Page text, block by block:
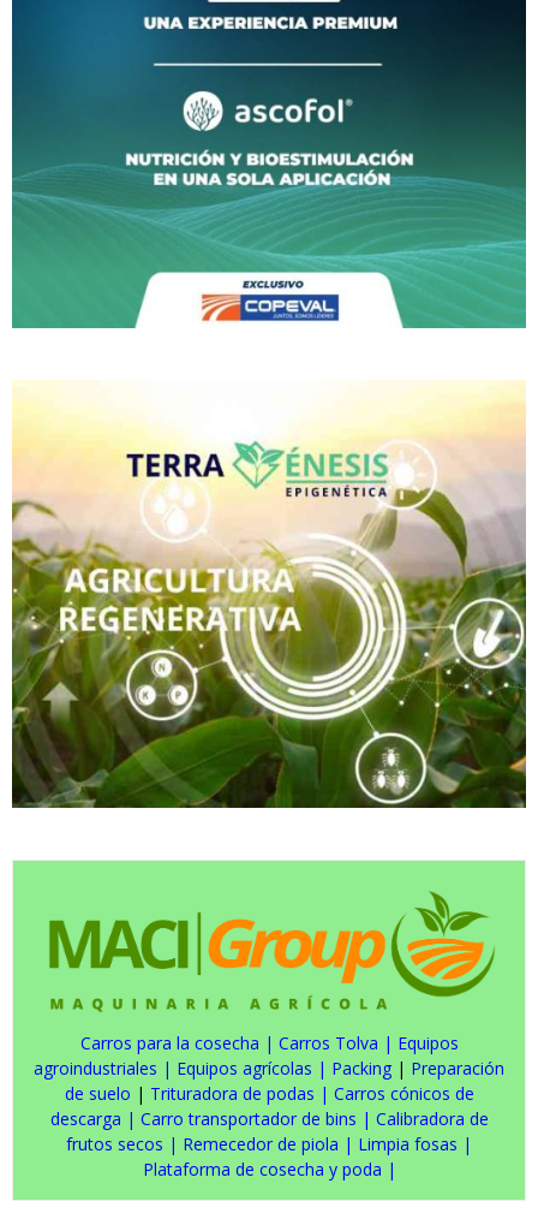
Carros para la cosecha | Carros Tolva | Equipos
agroindustriales | Equipos agrícolas | Packing | Preparación
de suelo | Trituradora de podas | Carros cónicos de
descarga | Carro transportador de bins | Calibradora de
frutos secos | Remecedor de piola | Limpia fosas |
Plataforma de cosecha y poda |